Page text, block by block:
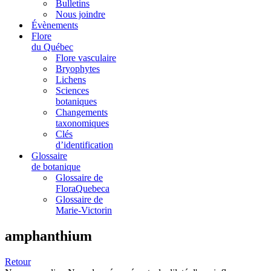
Bulletins
Nous joindre
Évènements
Flore
du Québec
Flore vasculaire
Bryophytes
Lichens
Sciences
botaniques
Changements
taxonomiques
Clés
d’identification
Glossaire
de botanique
Glossaire de
FloraQuebeca
Glossaire de
Marie-Victorin
amphanthium
Retour